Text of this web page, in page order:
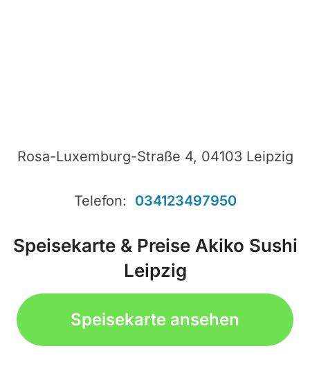
Rosa-Luxemburg-Straße 4, 04103 Leipzig
Telefon: 034123497950
Speisekarte & Preise Akiko Sushi
Leipzig
Speisekarte ansehen